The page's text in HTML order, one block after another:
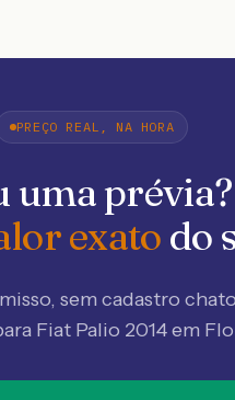
PREÇO REAL, NA HORA
uma prévia?
exato do
sem cadastro
Fiat Palio 2014 em